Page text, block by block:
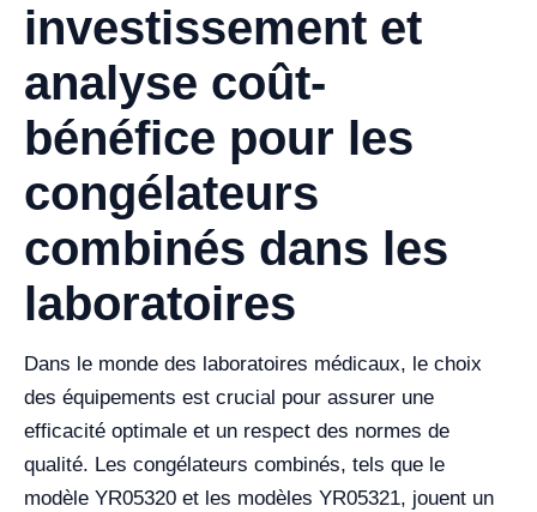
investissement et
analyse coût-
bénéfice pour les
congélateurs
combinés dans les
laboratoires
Dans le monde des laboratoires médicaux, le choix
des équipements est crucial pour assurer une
efficacité optimale et un respect des normes de
qualité. Les congélateurs combinés, tels que le
modèle YR05320 et les modèles YR05321, jouent un